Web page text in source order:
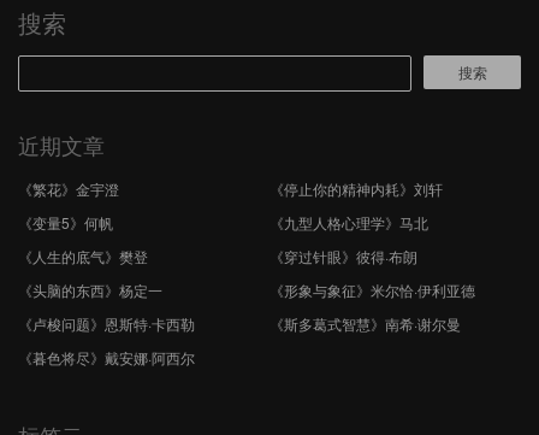
搜索
搜索
近期文章
《繁花》金宇澄
《停止你的精神内耗》刘轩
《变量5》何帆
《九型人格心理学》马北
《人生的底气》樊登
《穿过针眼》彼得·布朗
《头脑的东西》杨定一
《形象与象征》米尔恰·伊利亚德
《卢梭问题》恩斯特·卡西勒
《斯多葛式智慧》南希·谢尔曼
《暮色将尽》戴安娜·阿西尔